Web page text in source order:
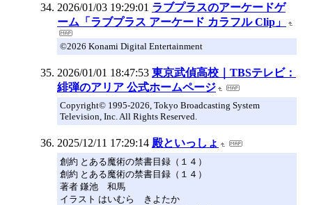
2026/01/03 19:29:01 ラブプラスのアーケードゲ
ーム「ラブプラス アーケード カラフル Clip」
©2026 Konami Digital Entertainment
2026/01/01 18:47:53 東京武偵高校｜TBSテレビ：
緋弾のアリア 公式ホームページ
Copyright© 1995-2026, Tokyo Broadcasting System
Television, Inc. All Rights Reserved.
2025/12/11 17:29:14 殿といっしょ
創約 とある魔術の禁書目録（１４）
創約 とある魔術の禁書目録（１４）
著者 鎌池 和馬
イラスト はいむら きよたか